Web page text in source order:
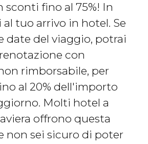
sconti fino al 75%! In
tuo arrivo in hotel. Se
date del viaggio, potrai
con
rimborsabile, per
al 20% dell'importo
Molti hotel a
offrono questa
non sei sicuro di poter